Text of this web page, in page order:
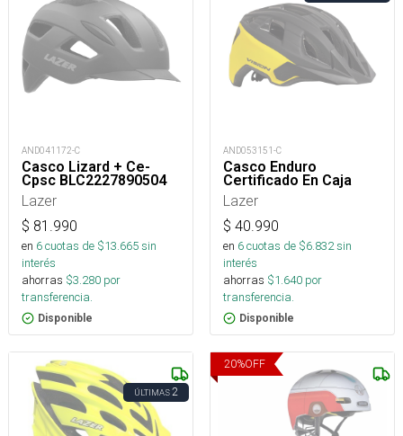
AND041172-C
Casco Lizard + Ce-
Cpsc BLC2227890504
Lazer
$ 81.990
en 6cuotas de $13.665sin
interés
ahorras $3.280 por
transferencia.
Disponible
AND053151-C
Casco Enduro
Certificado En Caja
Lazer
$ 40.990
en 6cuotas de $6.832sin
interés
ahorras $1.640 por
transferencia.
Disponible
ÚLTIMAS2
20%OFF